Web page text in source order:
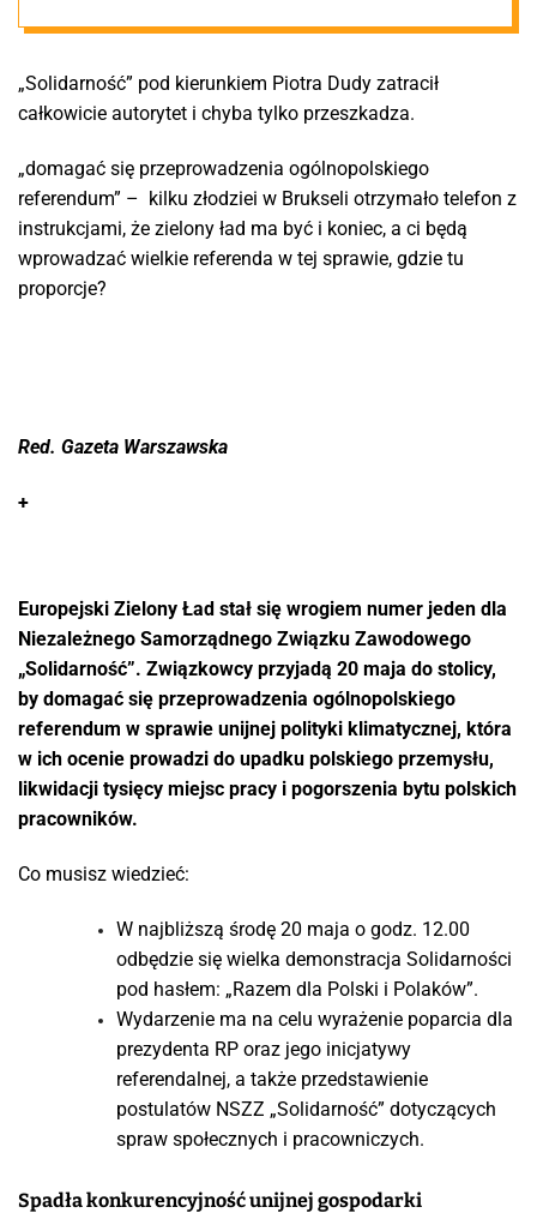
walczy z tzw.
Zielonym
Ładem
„Solidarność” pod kierunkiem Piotra Dudy zatracił
całkowicie autorytet i chyba tylko przeszkadza.
„domagać się przeprowadzenia ogólnopolskiego
referendum” – kilku złodziei w Brukseli otrzymało telefon z
instrukcjami, że zielony ład ma być i koniec, a ci będą
wprowadzać wielkie referenda w tej sprawie, gdzie tu
proporcje?
Red. Gazeta Warszawska
+
Europejski Zielony Ład stał się wrogiem numer jeden dla
Niezależnego Samorządnego Związku Zawodowego
„Solidarność”. Związkowcy przyjadą 20 maja do stolicy,
by domagać się przeprowadzenia ogólnopolskiego
referendum w sprawie unijnej polityki klimatycznej, która
w ich ocenie prowadzi do upadku polskiego przemysłu,
likwidacji tysięcy miejsc pracy i pogorszenia bytu polskich
pracowników.
Co musisz wiedzieć:
W najbliższą środę 20 maja o godz. 12.00
odbędzie się wielka demonstracja Solidarności
pod hasłem: „Razem dla Polski i Polaków”.
Wydarzenie ma na celu wyrażenie poparcia dla
prezydenta RP oraz jego inicjatywy
referendalnej, a także przedstawienie
postulatów NSZZ „Solidarność” dotyczących
spraw społecznych i pracowniczych.
Spadła konkurencyjność unijnej gospodarki